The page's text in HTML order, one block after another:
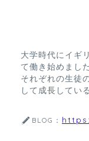
大学時代にイギ
て働き始めまし
それぞれの生徒
して成長してい
BLOG：